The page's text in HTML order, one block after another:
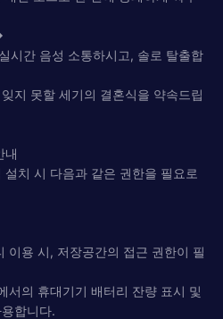
시간 음성 소통하시고, 솔로 탈출합
지 못할 세기의 결혼식을 약속드립
내
치 시 다음과 같은 권한을 필요로
이용 시, 저장공간의 접근 권한이 필
서의 휴대기기 배터리 잔량 표시 및
합니다.